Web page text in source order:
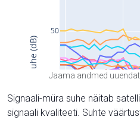
Jaama andmed
Signaali-müra suhe näitab
signaali kvaliteeti. Suhte